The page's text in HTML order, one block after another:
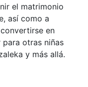
el matrimonio
así como a
en
otras niñas
y más allá.